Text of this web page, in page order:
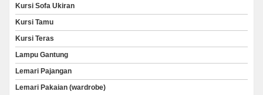
Kursi Sofa Ukiran
Kursi Tamu
Kursi Teras
Lampu Gantung
Lemari Pajangan
Lemari Pakaian (wardrobe)